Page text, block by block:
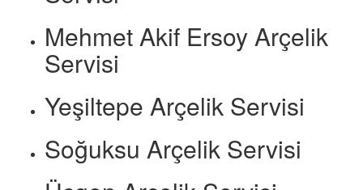
Mehmet Akif Ersoy Arçelik
Servisi
Yeşiltepe Arçelik Servisi
Soğuksu Arçelik Servisi